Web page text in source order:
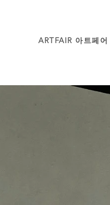
ARTFAIR 아트페어